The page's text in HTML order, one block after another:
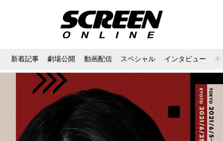
新着記事 劇場公開 動画配信 スペシャル インタビュー